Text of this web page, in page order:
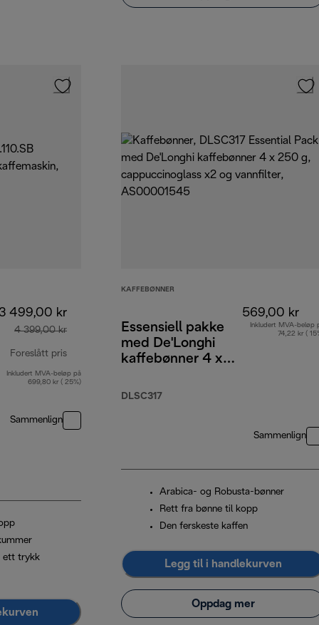
499,00 kr
4 399,00 kr
Foreslått pris
opprinnelig pris 4 399,00 kr
Inkludert MVA-beløp på
699,80 kr ( 25%)
Sammenlign
ett trykk
KAFFEBØNNER
Essensiell pakke
med De'Longhi
kaffebønner 4 x
cappuccinoglass x
DLSC317
569,00 kr
Inkludert MVA-beløp
74,22 kr (
Sammenlign
Arabica- og Robusta-bønner
Rett fra bønne til kopp
Den ferskeste kaffen
Legg til i handlekurven
Oppdag mer